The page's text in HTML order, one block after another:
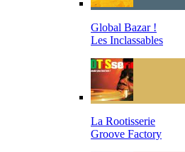
Global Bazar !
Les Inclassables
La Rootisserie
Groove Factory